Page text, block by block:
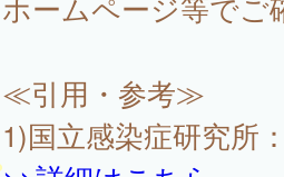
ホームページ等でご
≪引用・参考≫
1)国立感染症研究所